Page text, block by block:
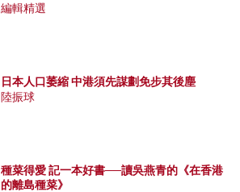
編輯精選
日本人口萎縮 中港須先謀劃免步其後塵
陸振球
種菜得愛 記一本好書──讀吳燕青的《在香港
的離島種菜》